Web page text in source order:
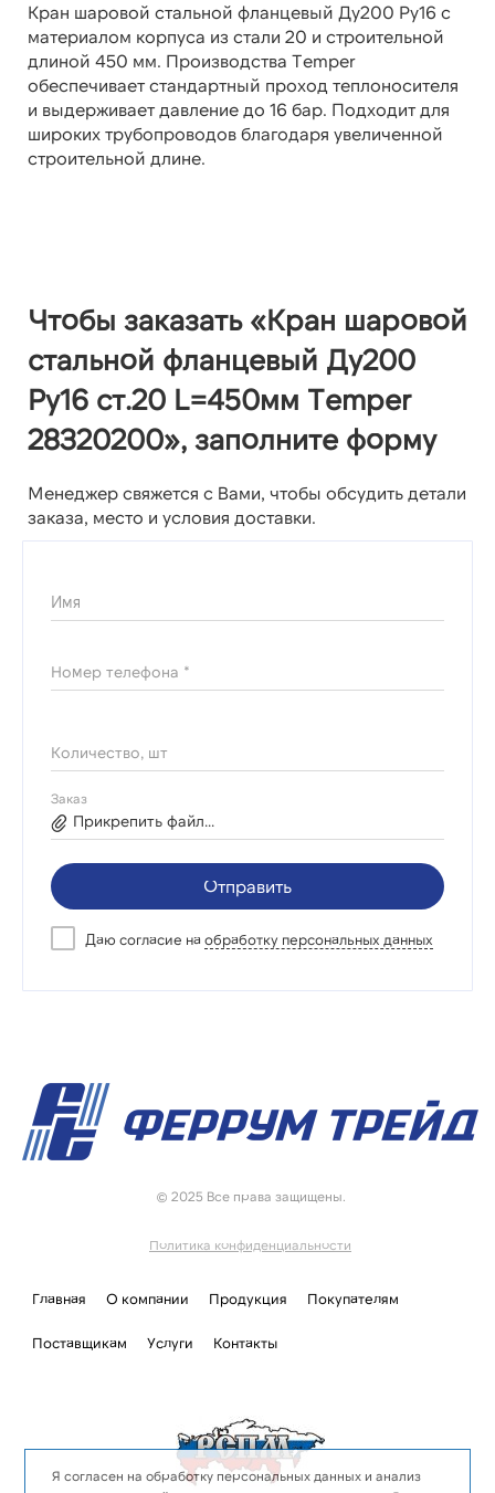
Кран шаровой стальной фланцевый Ду200 Ру16 с
материалом корпуса из стали 20 и строительной
длиной 450 мм. Производства Temper
обеспечивает стандартный проход теплоносителя
и выдерживает давление до 16 бар. Подходит для
широких трубопроводов благодаря увеличенной
строительной длине.
Чтобы заказать «Кран шаровой
стальной фланцевый Ду200
Ру16 ст.20 L=450мм Temper
28320200», заполните форму
Менеджер свяжется с Вами, чтобы обсудить детали
заказа, место и условия доставки.
Имя
Номер телефона *
Количество, шт
Заказ
Прикрепить файл...
Отправить
Даю согласие на обработку персональных данных
© 2025 Все права защищены.
Политика конфиденциальности
Главная О компании Продукция Покупателям
Поставщикам Услуги Контакты
Я согласен на обработку персональных данных и анализ